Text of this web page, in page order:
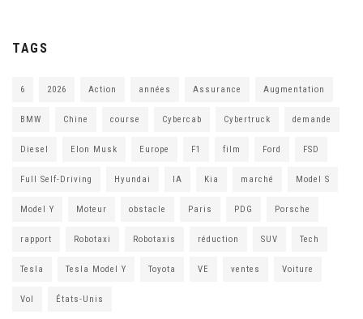
TAGS
6 2026 Action années Assurance Augmentation
BMW Chine course Cybercab Cybertruck demande
Diesel Elon Musk Europe F1 film Ford FSD
Full Self-Driving Hyundai IA Kia marché Model S
Model Y Moteur obstacle Paris PDG Porsche
rapport Robotaxi Robotaxis réduction SUV Tech
Tesla Tesla Model Y Toyota VE ventes Voiture
Vol États-Unis